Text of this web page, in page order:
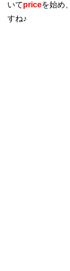
いてpriceを始め
すね♪